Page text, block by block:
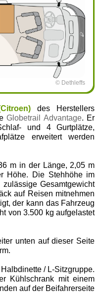
© Dethleffs
des Herstellers
Globetrail Advantage. Er
und 4 Gurtplätze,
erweitert werden
m in der Länge, 2,05 m
Höhe. Die Stehhöhe im
Gesamtgewicht
auf Reisen mitnehmen
der kann das Fahrzeug
von 3.500 kg aufgelastet
unten auf dieser Seite
/ L-Sitzgruppe.
Kühlschrank mit einem
auf der Beifahrerseite